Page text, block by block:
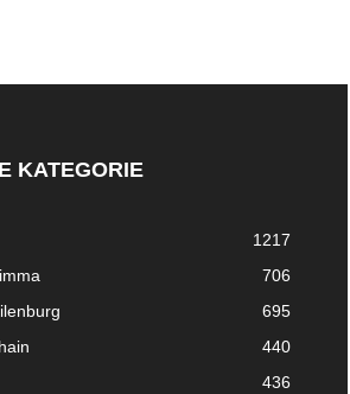
KATEGORIE
1217
706
695
440
436